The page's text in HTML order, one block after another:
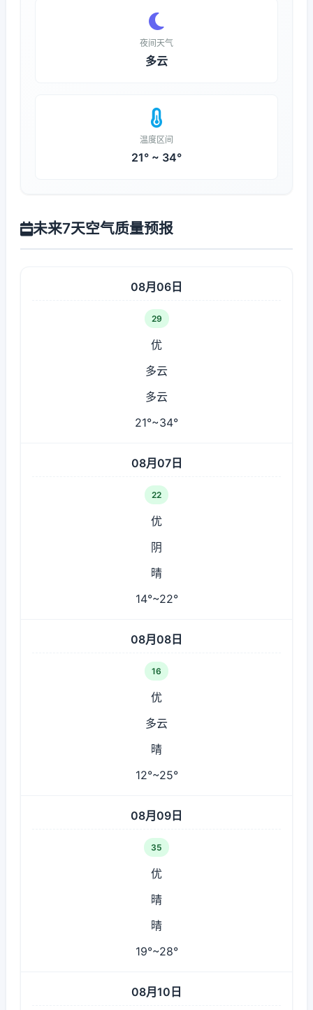
夜间天气
多云
温度区间
21° ~ 34°
未来7天空气质量预报
08月06日
29
优
多云
多云
21°~34°
08月07日
22
优
阴
晴
14°~22°
08月08日
16
优
多云
晴
12°~25°
08月09日
35
优
晴
晴
19°~28°
08月10日